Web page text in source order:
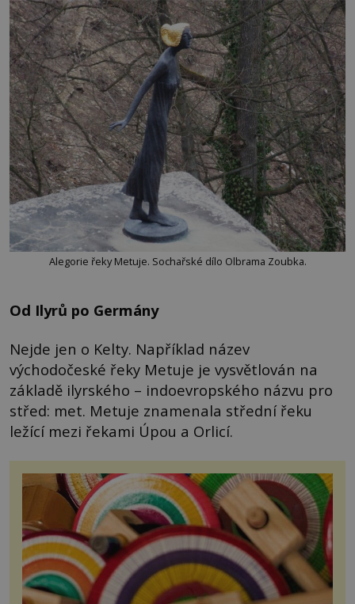
Alegorie řeky Metuje. Sochařské dílo Olbrama Zoubka.
Od Ilyrů po Germány
Nejde jen o Kelty. Například název
východočeské řeky Metuje je vysvětlován na
základě ilyrského – indoevropského názvu pro
střed: met. Metuje znamenala střední řeku
ležící mezi řekami Úpou a Orlicí.